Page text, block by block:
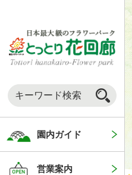
園内ガイド
営業案内